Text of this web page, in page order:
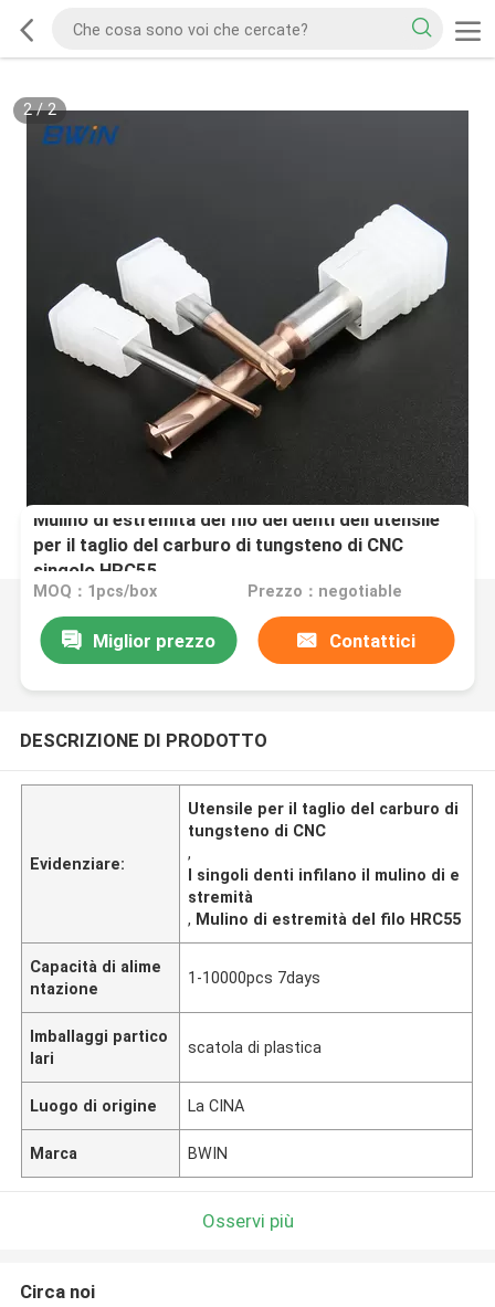
2/2
Mulino di estremità del filo dei denti dell'utensile
per il taglio del carburo di tungsteno di CNC
singolo HRC55
MOQ：1pcs/box Prezzo：negotiable
Miglior prezzo Contattici
DESCRIZIONE DI PRODOTTO
Evidenziare:
Utensile per il taglio del carburo di
tungsteno di CNC
,
I singoli denti infilano il mulino di e
stremità
, Mulino di estremità del filo HRC55
Capacità di alime
ntazione
1-10000pcs 7days
Imballaggi partico
lari
scatola di plastica
Luogo di origine La CINA
Marca BWIN
Osservi più
Circa noi